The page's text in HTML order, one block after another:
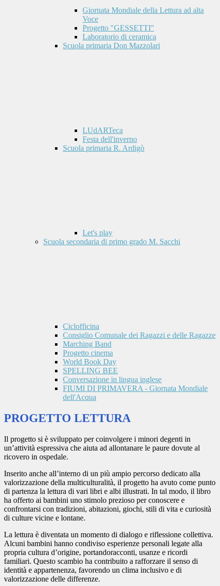
Giornata Mondiale della Lettura ad alta
Voce
Progetto "GESSETTI"
Laboratorio di ceramica
Scuola primaria Don Mazzolari
LUdARTeca
Festa dell'inverno
Scuola primaria R. Ardigò
Let's play
Scuola secondaria di primo grado M. Sacchi
Ciclofficina
Consiglio Comunale dei Ragazzi e delle Ragazze
Marching Band
Progetto cinema
World Book Day
SPELLING BEE
Conversazione in lingua inglese
FIUMI DI PRIMAVERA - Giornata Mondiale
dell'Acqua
PROGETTO LETTURA
Il progetto si è sviluppato per coinvolgere i minori degenti in
un’attività espressiva che aiuta ad allontanare le paure dovute al
ricovero in ospedale.
Inserito anche all’interno di un più ampio percorso dedicato alla
valorizzazione della multiculturalità, il progetto ha avuto come punto
di partenza la lettura di vari libri e albi illustrati. In tal modo, il libro
ha offerto ai bambini uno stimolo prezioso per conoscere e
confrontarsi con tradizioni, abitazioni, giochi, stili di vita e curiosità
di culture vicine e lontane.
La lettura è diventata un momento di dialogo e riflessione collettiva.
Alcuni bambini hanno condiviso esperienze personali legate alla
propria cultura d’origine, portandoracconti, usanze e ricordi
familiari. Questo scambio ha contribuito a rafforzare il senso di
identità e appartenenza, favorendo un clima inclusivo e di
valorizzazione delle differenze.